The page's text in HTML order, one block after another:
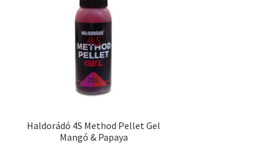
Haldorádó 4S Method Pellet Gel
Mangó & Papaya